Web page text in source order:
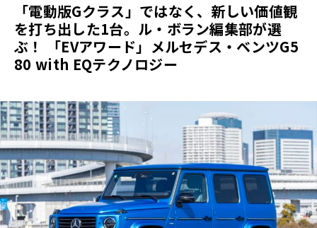
「電動版Gクラス」ではなく、新しい価値観
を打ち出した1台。ル・ボラン編集部が選
ぶ！ 「EVアワード」メルセデス・ベンツG5
80 with EQテクノロジー